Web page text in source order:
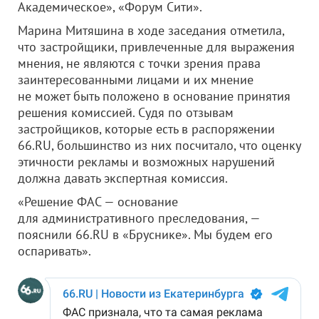
Академическое», «Форум Сити».
Марина Митяшина в ходе заседания отметила,
что застройщики, привлеченные для выражения
мнения, не являются с точки зрения права
заинтересованными лицами и их мнение
не может быть положено в основание принятия
решения комиссией. Судя по отзывам
застройщиков, которые есть в распоряжении
66.RU, большинство из них посчитало, что оценку
этичности рекламы и возможных нарушений
должна давать экспертная комиссия.
«Решение ФАС — основание
для административного преследования, —
пояснили 66.RU в «Бруснике». Мы будем его
оспаривать».